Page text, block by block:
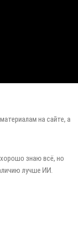
на сайте, а
знаю всё, но
лучше ИИ.